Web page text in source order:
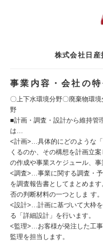
株式会社日産
事業内容・会社の特
〇上下水環境分野〇廃棄物環
野
■計画・調査・設計から維持管
は…
<計画>…具体的にどのような
くるのか、その構想を計画立
の作成や事業スケジュール、事
<調査>…事業に関する調査・
を調査報告書としてまとめま
否の判断材料の一つとしま す。
<設計>…計画に基づいて大枠
る「詳細設計」を行います。
<監理>…お客様が発注した工
監理を担当します。